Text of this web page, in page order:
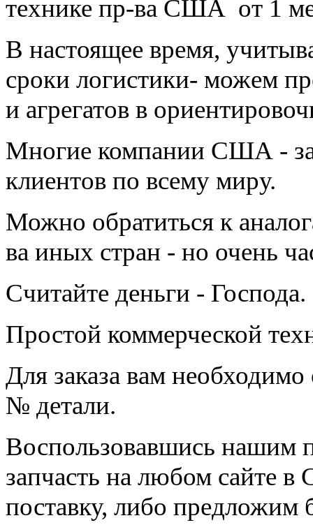
технике пр-ва США от 1
В настоящее время,
сроки логистики- можем
и агрегатов в
Многие компании США -
клиентов по всему миру.
Можно обратиться к
ва иных стран - но очень
Считайте деньги - Господа.
Простой коммерческой
Для заказа вам
№ детали.
Воспользовавшись нашим
запчасть на любом сайте
поставку, либо предложим